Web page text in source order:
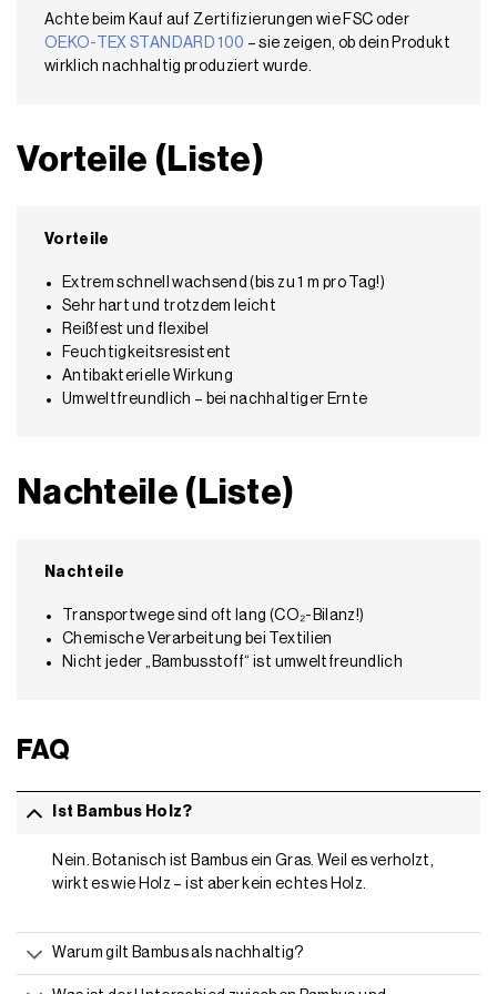
Achte beim Kauf auf Zertifizierungen wie FSC oder
OEKO-TEX STANDARD 100 – sie zeigen, ob dein Produkt
wirklich nachhaltig produziert wurde.
Vorteile (Liste)
Vorteile
Extrem schnell wachsend (bis zu 1 m pro Tag!)
Sehr hart und trotzdem leicht
Reißfest und flexibel
Feuchtigkeitsresistent
Antibakterielle Wirkung
Umweltfreundlich – bei nachhaltiger Ernte
Nachteile (Liste)
Nachteile
Transportwege sind oft lang (CO₂-Bilanz!)
Chemische Verarbeitung bei Textilien
Nicht jeder „Bambusstoff“ ist umweltfreundlich
FAQ
Ist Bambus Holz?
Nein. Botanisch ist Bambus ein Gras. Weil es verholzt,
wirkt es wie Holz – ist aber kein echtes Holz.
Warum gilt Bambus als nachhaltig?